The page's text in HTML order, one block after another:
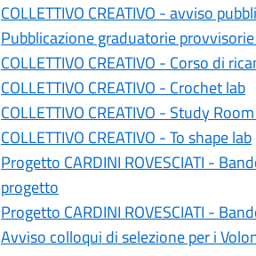
COLLETTIVO CREATIVO - avviso
Pubblicazione graduatorie
COLLETTIVO CREATIVO - Corso di
COLLETTIVO CREATIVO - Crochet lab
COLLETTIVO CREATIVO - Study
COLLETTIVO CREATIVO - To shape lab
Progetto CARDINI ROVESCIATI -
progetto
Progetto CARDINI ROVESCIATI -
Avviso colloqui di selezione per i